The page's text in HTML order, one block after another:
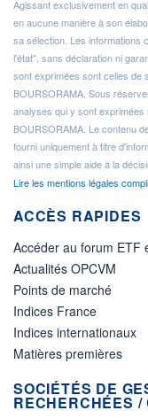
Agissant exclusivement en
en aucune manière à son
sa sélection. Les informations
l'état", sans déclaration ni
sont exprimées sont celles de
BOURSORAMA. Sous
analyses qui y sont
BOURSORAMA. Le contenu
fourni uniquement à titre
ainsi une simple aide à la
Lire les mentions légales
ACCÈS RAPIDES
Accéder au forum ETF
Actualités OPCVM
Points de marché
Indices France
Indices internationaux
Matières premières
SOCIÉTÉS DE
RECHERCHÉES /